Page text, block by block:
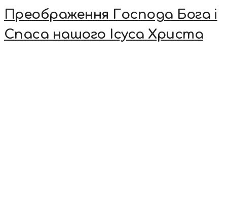
Преображення Господа Бога і
Спаса нашого Ісуса Христа